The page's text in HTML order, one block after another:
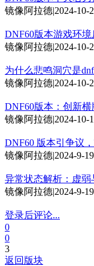
镜像阿拉德|2024-10-
DNF60版本游戏环
镜像阿拉德|2024-10-
为什么悲鸣洞穴是
镜像阿拉德|2024-10-
DNF60版本：创新
镜像阿拉德|2024-10-
DNF60 版本引争议
镜像阿拉德|2024-9-
异常状态解析：虚弱
镜像阿拉德|2024-9-
登录后评论...
0
0
3
返回版块